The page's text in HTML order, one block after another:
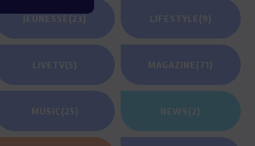
JEUNESSE(23) LIFESTYLE(9)
LIVETV(5) MAGAZINE(71)
MUSIC (25) NEWS(2)